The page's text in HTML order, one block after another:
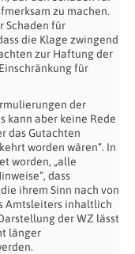
zu machen.
Schaden für
die Klage zwingend
zur Haftung der
für
der
kann aber keine Rede
das Gutachten
worden wären“. In
worden, „alle
dass
ihrem Sinn nach von
Amtsleiters inhaltlich
der WZ lässt
länger